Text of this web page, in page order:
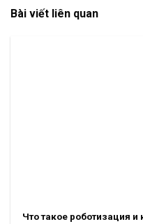
Bài viết liên quan
Что такое роботизация и